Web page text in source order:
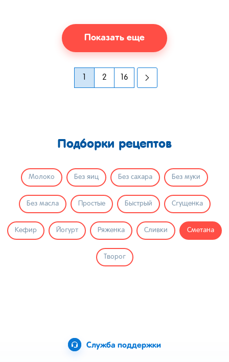
Показать еще
1 2 16
Подборки рецептов
Молоко Без яиц Без сахара Без муки
Без масла Простые Быстрый Сгущенка
Кефир Йогурт Ряженка Сливки Сметана
Творог
Служба поддержки